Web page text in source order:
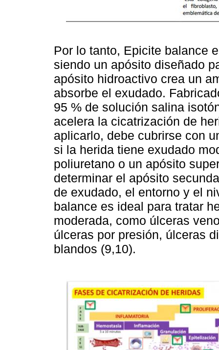
Por lo tanto, Epicite balance
siendo un apósito diseñado
apósito hidroactivo crea un
absorbe el exudado.
95 % de solución salina
acelera la cicatrización de
aplicarlo, debe cubrirse con
si la herida tiene exudado
poliuretano o un apósito
determinar el apósito
de exudado, el entorno y el
balance es ideal para tratar
moderada, como úlceras
úlceras por presión, úlceras
blandos (9,10).